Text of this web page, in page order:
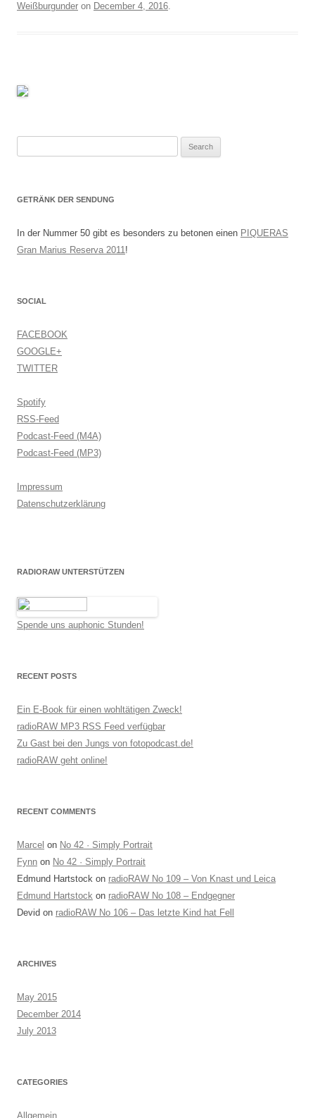
Weißburgunder on December 4, 2016.
GETRÄNK DER SENDUNG
In der Nummer 50 gibt es besonders zu betonen einen PIQUERAS
Gran Marius Reserva 2011!
SOCIAL
FACEBOOK
GOOGLE+
TWITTER
Spotify
RSS-Feed
Podcast-Feed (M4A)
Podcast-Feed (MP3)
Impressum
Datenschutzerklärung
RADIORAW UNTERSTÜTZEN
Spende uns auphonic Stunden!
RECENT POSTS
Ein E-Book für einen wohltätigen Zweck!
radioRAW MP3 RSS Feed verfügbar
Zu Gast bei den Jungs von fotopodcast.de!
radioRAW geht online!
RECENT COMMENTS
Marcel on No 42 · Simply Portrait
Fynn on No 42 · Simply Portrait
Edmund Hartstock on radioRAW No 109 – Von Knast und Leica
Edmund Hartstock on radioRAW No 108 – Endgegner
Devid on radioRAW No 106 – Das letzte Kind hat Fell
ARCHIVES
May 2015
December 2014
July 2013
CATEGORIES
Allgemein